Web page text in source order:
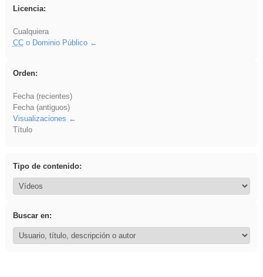
Licencia:
Cualquiera
CCo Dominio Público
Orden:
Fecha (recientes)
Fecha (antiguos)
Visualizaciones
Título
Tipo de contenido:
Buscar en: